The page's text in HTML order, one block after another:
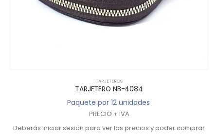
TARJETEROS
TARJETERO NB-4084
Paquete por 12 unidades
PRECIO + IVA
Deberás iniciar sesión para ver los precios y poder comprar